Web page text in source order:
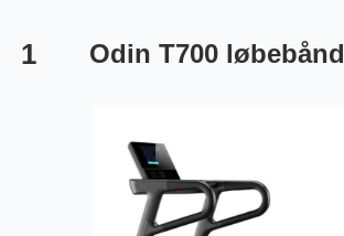
1 Odin T700 løbebånd